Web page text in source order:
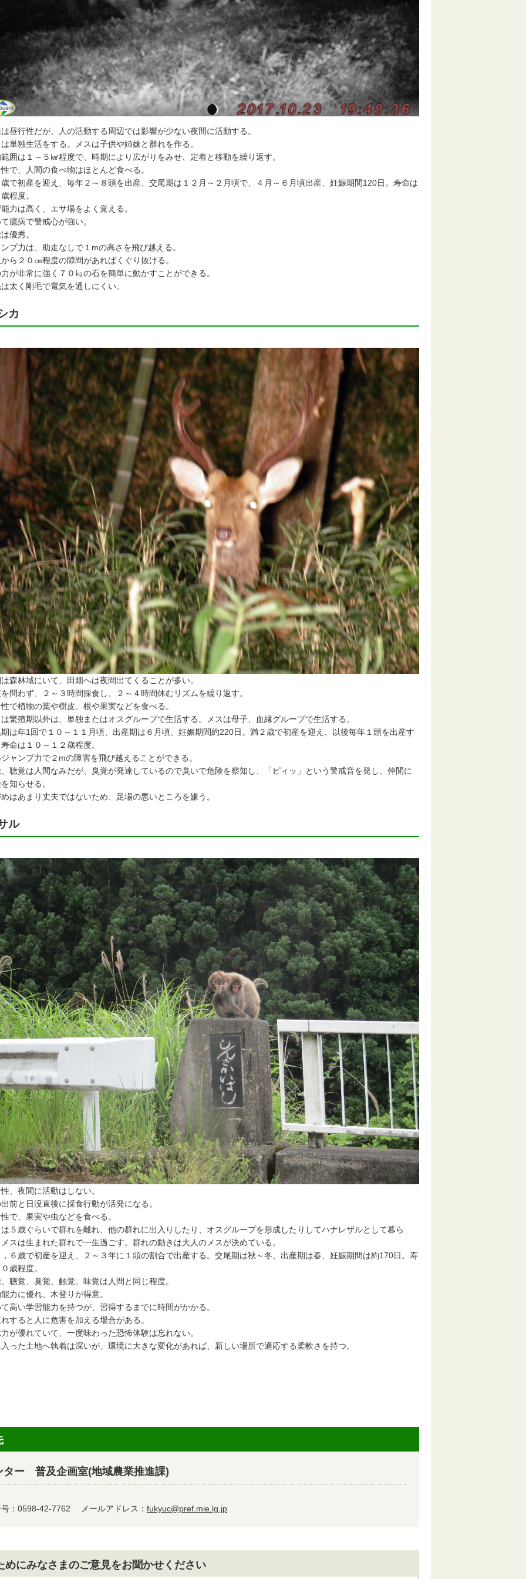
昼行性だが、人の活動する周辺では影響が少ない夜間に活動する。
単独生活をする。メスは子供や姉妹と群れを作る。
囲は１～５㎢程度で、時期により広がりをみせ、定着と移動を繰り返す。
で、人間の食べ物はほとんど食べる。
で初産を迎え、毎年２～８頭を出産、交尾期は１２月～２月頃で、４月～６月頃出産、妊娠期間120日。寿命は
程度。
力は高く、エサ場をよく覚える。
臆病で警戒心が強い。
優秀。
プ力は、助走なしで１mの高さを飛び越える。
ら２０㎝程度の隙間があればくぐり抜ける。
が非常に強く７０㎏の石を簡単に動かすことができる。
太く剛毛で電気を通しにくい。
カ
森林域にいて、田畑へは夜間出てくることが多い。
問わず、２～３時間採食し、２～４時間休むリズムを繰り返す。
で植物の葉や樹皮、根や果実などを食べる。
繁殖期以外は、単独またはオスグループで生活する。メスは母子、血縁グループで生活する。
は年1回で１０～１１月頃、出産期は６月頃、妊娠期間約220日。満２歳で初産を迎え、以後毎年１頭を出産す
命は１０～１２歳程度。
ャンプ力で２mの障害を飛び越えることができる。
聴覚は人間なみだが、臭覚が発達しているので臭いで危険を察知し、「ピィッ」という警戒音を発し、仲間に
知らせる。
はあまり丈夫ではないため、足場の悪いところを嫌う。
ル
、夜間に活動はしない。
前と日没直後に採食行動が活発になる。
で、果実や虫などを食べる。
５歳ぐらいで群れを離れ、他の群れに出入りしたり、オスグループを形成したりしてハナレザルとして暮ら
スは生まれた群れで一生過ごす。群れの動きは大人のメスが決めている。
６歳で初産を迎え、２～３年に１頭の割合で出産する。交尾期は秋～冬、出産期は春、妊娠期間は約170日。寿
歳程度。
聴覚、臭覚、触覚、味覚は人間と同じ程度。
力に優れ、木登りが得意。
高い学習能力を持つが、習得するまでに時間がかかる。
すると人に危害を加える場合がある。
が優れていて、一度味わった恐怖体験は忘れない。
った土地へ執着は深いが、環境に大きな変化があれば、新しい場所で適応する柔軟さを持つ。
ー 普及企画室(地域農業推進課)
：0598-42-7762 メールアドレス： fukyuc@pref.mie.lg.jp
にみなさまのご意見をお聞かせください